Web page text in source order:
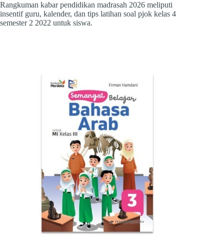
Rangkuman kabar pendidikan madrasah 2026 meliputi
insentif guru, kalender, dan tips latihan soal pjok kelas 4
semester 2 2022 untuk siswa.